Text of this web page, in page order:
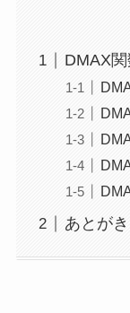
DMAX
あとがき